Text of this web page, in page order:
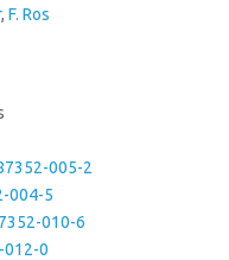
,F. Ros
005-2
004-5
010-6
012-0